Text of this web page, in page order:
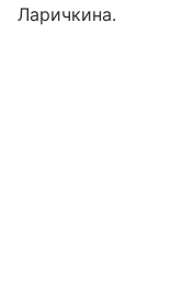
Ларичкина.